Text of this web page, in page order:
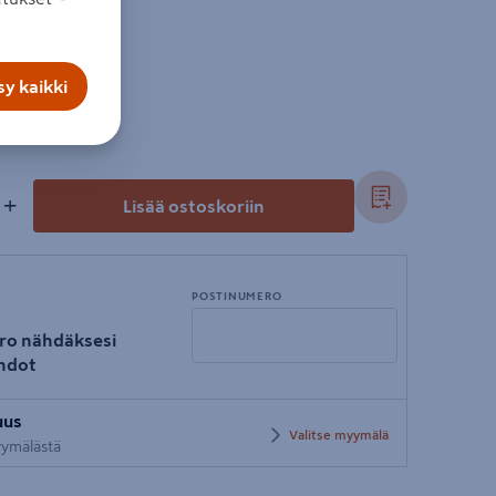
+ Lisää ostoskoriin
nähdäksesi
POSTINUMERO
postinumero
Valitse myymälä
kaikki